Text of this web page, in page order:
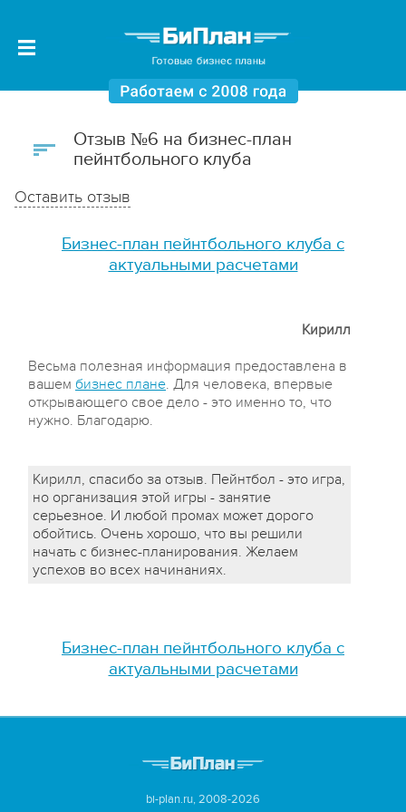
Отзыв №6 на бизнес-план
пейнтбольного клуба
Оставить отзыв
Бизнес-план пейнтбольного клуба с
актуальными расчетами
Кирилл
Весьма полезная информация предоставлена в
вашем бизнес плане. Для человека, впервые
открывающего свое дело - это именно то, что
нужно. Благодарю.
Кирилл, спасибо за отзыв. Пейнтбол - это игра,
но организация этой игры - занятие
серьезное. И любой промах может дорого
обойтись. Очень хорошо, что вы решили
начать с бизнес-планирования. Желаем
успехов во всех начинаниях.
Бизнес-план пейнтбольного клуба с
актуальными расчетами
bi-plan.ru, 2008-2026